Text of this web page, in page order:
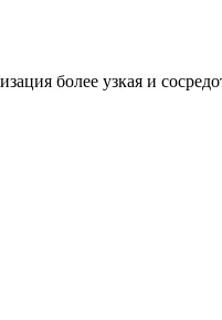
более узкая и